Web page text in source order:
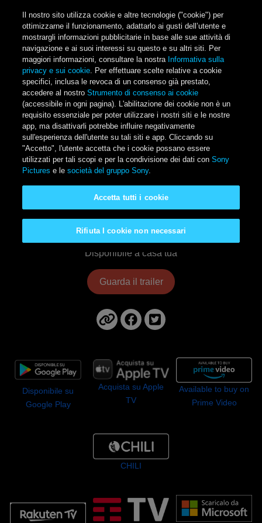
Il nostro sito utilizza cookie e altre tecnologie ("cookie") per
ottimizzarne il funzionamento, adattarlo ai gusti dell’utente e
mostrargli informazioni pubblicitarie in base alle sue attività di
navigazione e ai suoi interessi su questo e su altri siti. Per
maggiori informazioni, consultare la nostra Informativa sulla
privacy e sui cookie. Per effettuare scelte relative a cookie
specifici, inclusa le revoca di un consenso già prestato,
accedere al nostroStrumento di consenso ai cookie
(accessibile in ogni pagina). L'abilitazione dei cookie non è un
requisito essenziale per poter utilizzare i nostri siti e le nostre
app, ma disattivarli potrebbe influire negativamente
sull'esperienza dell'utente su tali siti e app. Cliccando su
"Accetto", l'utente accetta che i cookie possano essere
utilizzati per tali scopi e per la condivisione dei dati conSony
Pictures e lesocietà del gruppo Sony.
Rifiuta I cookie non necessari
Accetta tutti i cookie
Main Menu
Peter Rabbit
Disponibile a casa tua
Guarda il trailer
Disponibile su
Google Play
Acquista su Apple
TV
Available to buy on
Prime Video
CHILI